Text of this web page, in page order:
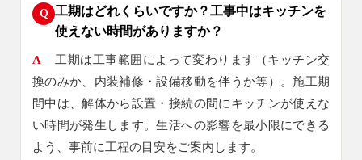
Q 工期はどれくらいですか？工事中はキッチンを
使えない時間がありますか？
A
工期は工事範囲によって変わります（キッチン交
換のみか、内装補修・設備移動を伴うか等）。施工期
間中は、解体から設置・接続の間にキッチンが使えな
い時間が発生します。生活への影響を最小限にできる
よう、事前に工程の目安をご案内します。